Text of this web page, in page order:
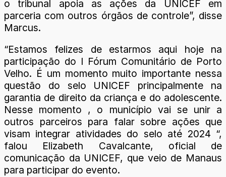
o tribunal apoia as ações da UNICEF em
parceria com outros órgãos de controle”, disse
Marcus.
“Estamos felizes de estarmos aqui hoje na
participação do I Fórum Comunitário de Porto
Velho. É um momento muito importante nessa
questão do selo UNICEF principalmente na
garantia de direito da criança e do adolescente.
Nesse momento , o município vai se unir a
outros parceiros para falar sobre ações que
visam integrar atividades do selo até 2024 “,
falou Elizabeth Cavalcante, oficial de
comunicação da UNICEF, que veio de Manaus
para participar do evento.